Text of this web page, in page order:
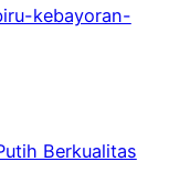
kebayoran-
Berkualitas